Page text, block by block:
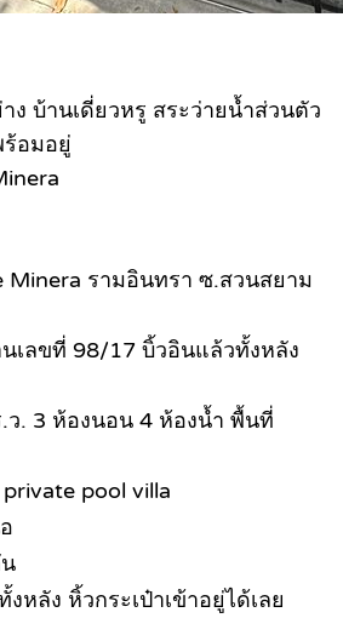
ง บ้านเดี่ยวหรู สระว่ายน้ำส่วนตัว
ร้อมอยู่
Minera รามอินทรา ซ.สวนสยาม
เลขที่ 98/17 บิ้วอินแล้วทั้งหลัง
ว. 3 ห้องนอน 4 ห้องน้ำ พื้นที่
pool villa
หลัง หิ้วกระเป๋าเข้าอยู่ได้เลย